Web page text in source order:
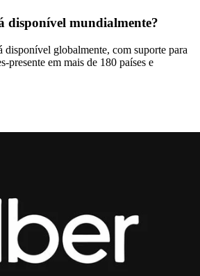
disponível mundialmente?
globalmente, com suporte para
presente em mais de 180 países e